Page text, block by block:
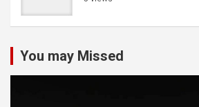
You may Missed